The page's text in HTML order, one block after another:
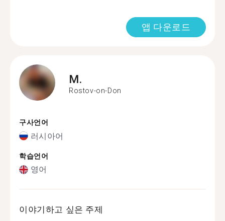
앱 다운로드
M.
Rostov-on-Don
구사언어
러시아어
학습언어
영어
이야기하고 싶은 주제